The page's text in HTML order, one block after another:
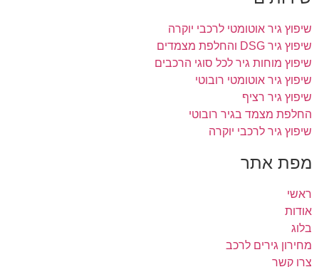
שיפוץ גיר אוטומטי לרכבי יוקרה
שיפוץ גיר DSG והחלפת מצמדים
שיפוץ מוחות גיר לכל סוגי הרכבים
שיפוץ גיר אוטומטי רובוטי
שיפוץ גיר רציף
החלפת מצמד בגיר רובוטי
שיפוץ גיר לרכבי יוקרה
מפת אתר
ראשי
אודות
בלוג
מחירון גירים לרכב
צרו קשר